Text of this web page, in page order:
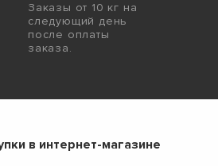
Заказы от 10 кг на
следующий день
после оплаты
заказа.
в интернет-магазине